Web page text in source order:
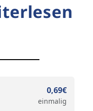
0,69€
einmalig